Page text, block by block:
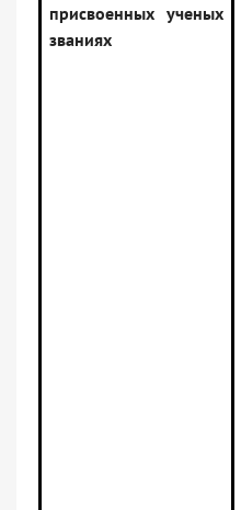
присвоенных ученых
званиях